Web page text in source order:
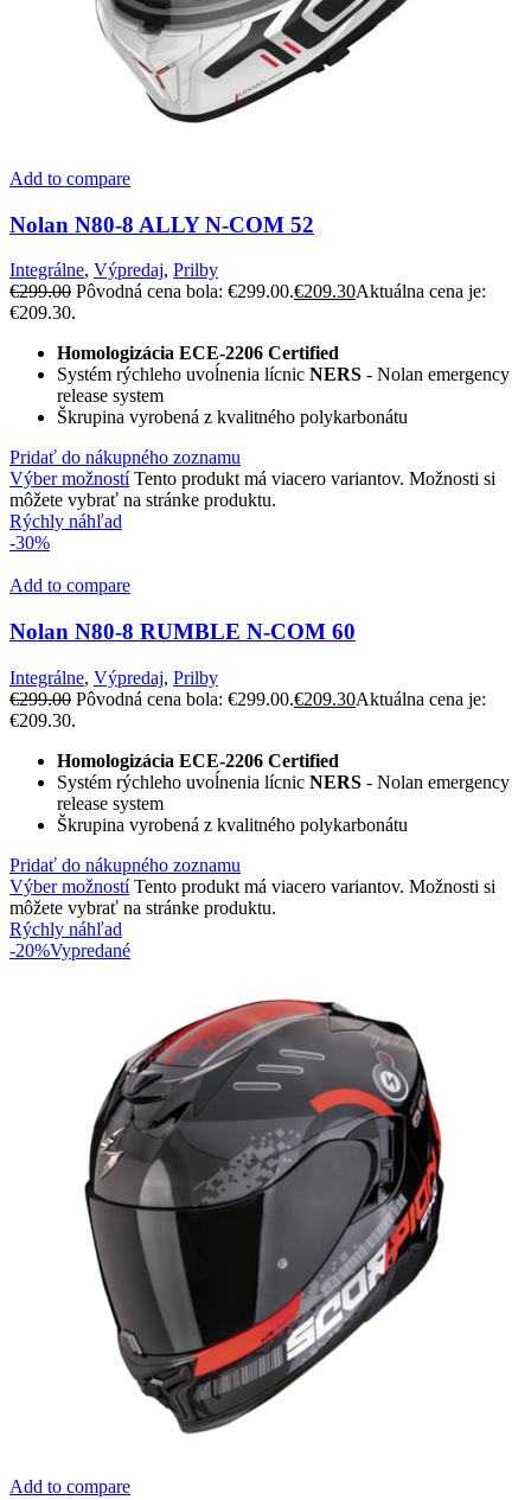
Add to compare
Nolan N80-8 ALLY N-COM 52
Integrálne, Výpredaj, Prilby
€299.00 Pôvodná cena bola: €299.00.€209.30Aktuálna cena je:
€209.30.
Homologizácia ECE-2206 Certified
Systém rýchleho uvoĺnenia lícnic NERS - Nolan emergency
release system
Škrupina vyrobená z kvalitného polykarbonátu
Pridať do nákupného zoznamu
Výber možností Tento produkt má viacero variantov. Možnosti si
môžete vybrať na stránke produktu.
Rýchly náhľad
-30%
Add to compare
Nolan N80-8 RUMBLE N-COM 60
Integrálne, Výpredaj, Prilby
€299.00 Pôvodná cena bola: €299.00.€209.30Aktuálna cena je:
€209.30.
Homologizácia ECE-2206 Certified
Systém rýchleho uvoĺnenia lícnic NERS - Nolan emergency
release system
Škrupina vyrobená z kvalitného polykarbonátu
Pridať do nákupného zoznamu
Výber možností Tento produkt má viacero variantov. Možnosti si
môžete vybrať na stránke produktu.
Rýchly náhľad
-20%Vypredané
Add to compare